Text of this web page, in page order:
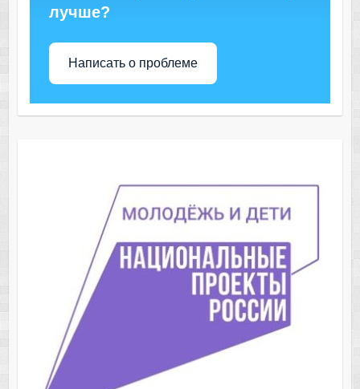
лучше?
Написать о проблеме